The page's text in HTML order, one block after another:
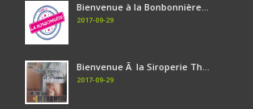
Bienvenue à la Bonbonnière...
2017-09-29
Bienvenue Ã la Siroperie Th...
2017-09-29